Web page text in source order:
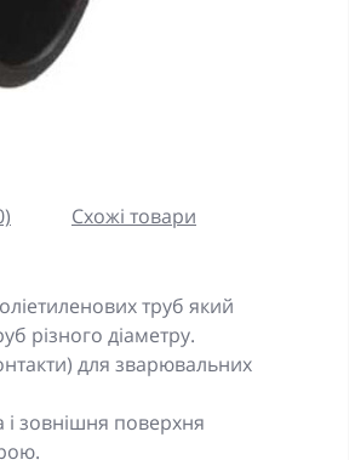
Схожі товари
труб який
різного діаметру.
для зварювальних
зовнішня поверхня